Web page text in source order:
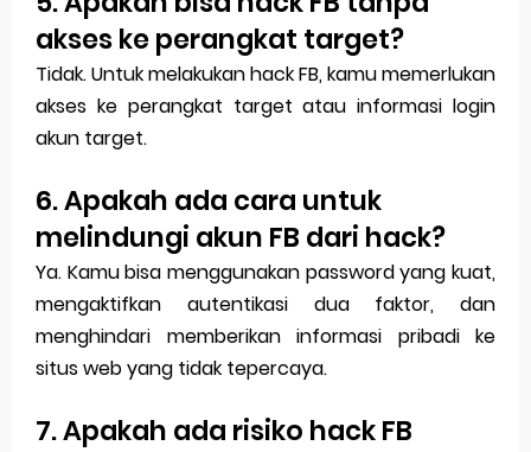
akses ke perangkat target?
Tidak. Untuk melakukan hack FB, kamu memerlukan
akses ke perangkat target atau informasi login
akun target.
6. Apakah ada cara untuk
melindungi akun FB dari hack?
Ya. Kamu bisa menggunakan password yang kuat,
mengaktifkan autentikasi dua faktor, dan
menghindari memberikan informasi pribadi ke
situs web yang tidak tepercaya.
7. Apakah ada risiko hack FB